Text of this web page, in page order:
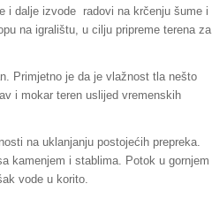
i dalje izvode radovi na krčenju šume i
na igralištu, u cilju pripreme terena za
Primjetno je da je vlažnost tla nešto
i mokar teren uslijed vremenskih
na uklanjanju postojećih prepreka.
kamenjem i stablima. Potok u gornjem
vode u korito.